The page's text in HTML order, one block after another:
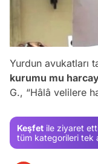
Yurdun avukatları
kurumu mu
G., “Hâlâ velilere
Keşfet ile ziyaret
tüm kategorileri tek